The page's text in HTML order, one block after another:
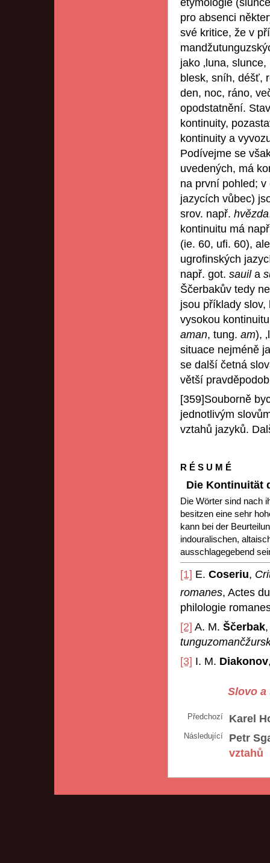
etymologie
pro absenci
své kritice, že v
jako ‚luna,
blesk, sníh, déšť,
den, noc, ráno,
opodstatnění.
kontinuity,
kontinuity a
Podívejme se
uvedených, má
na první pohled;
jazycích vůbec)
srov. např. hvězda
kontinuitu má
(ie. 60, ufi. 60),
ugrofinských
např. got. sauil a
Ščerbakův tedy
jsou příklady
vysokou
aman, tung. am),
situace nejméně
se další četná
větší
[359]Souborně
jednotlivým
vztahů jazyků.
R É S U M É
Die Kontinuität
Die Wörter sind nach
besitzen eine sehr
kann bei der
indouralischen,
ausschlagegebend
[1] E. Coseriu,
romanes, Actes
philologie
[2] A. M. Ščerbak
[3] I. M. Diakonov
Slovo a
Předchozí Karel
Následující
Petr
vztahů